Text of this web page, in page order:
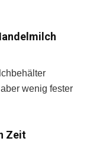
wenig fester
Zeit